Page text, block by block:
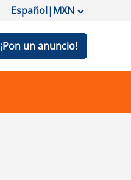
Español|MXN
¡Pon un anuncio!